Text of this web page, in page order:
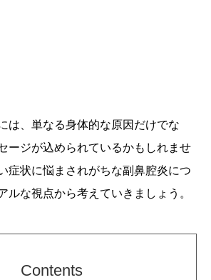
は、単なる身体的な原因だけでな
ージが込められているかもしれませ
症状に悩まされがちな副鼻腔炎につ
ルな視点から考えていきましょう。
Contents